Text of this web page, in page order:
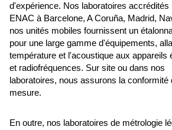
d'expérience. Nos laboratoires accrédités
ENAC à Barcelone, A Coruña, Madrid,
nos unités mobiles fournissent un
pour une large gamme d'équipements,
température et l'acoustique aux appareils
et radiofréquences. Sur site ou dans nos
laboratoires, nous assurons la conformité
mesure.
En outre, nos laboratoires de métrologie